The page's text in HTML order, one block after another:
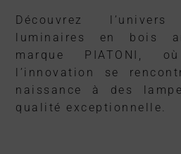
Découvrez
luminaires en bois
marque PIATONI,
l’innovation se
naissance à des
qualité exceptionnelle.